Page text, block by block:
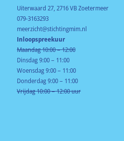
Uiterwaard 27, 2716 VB Zoetermeer
079-3163293
meerzicht@stichtingmim.nl
Inloopspreekuur
Maandag 10:00 – 12:00
Dinsdag 9:00 – 11:00
Woensdag 9:00 – 11:00
Donderdag 9:00 – 11:00
Vrijdag 10:00 – 12:00 uur